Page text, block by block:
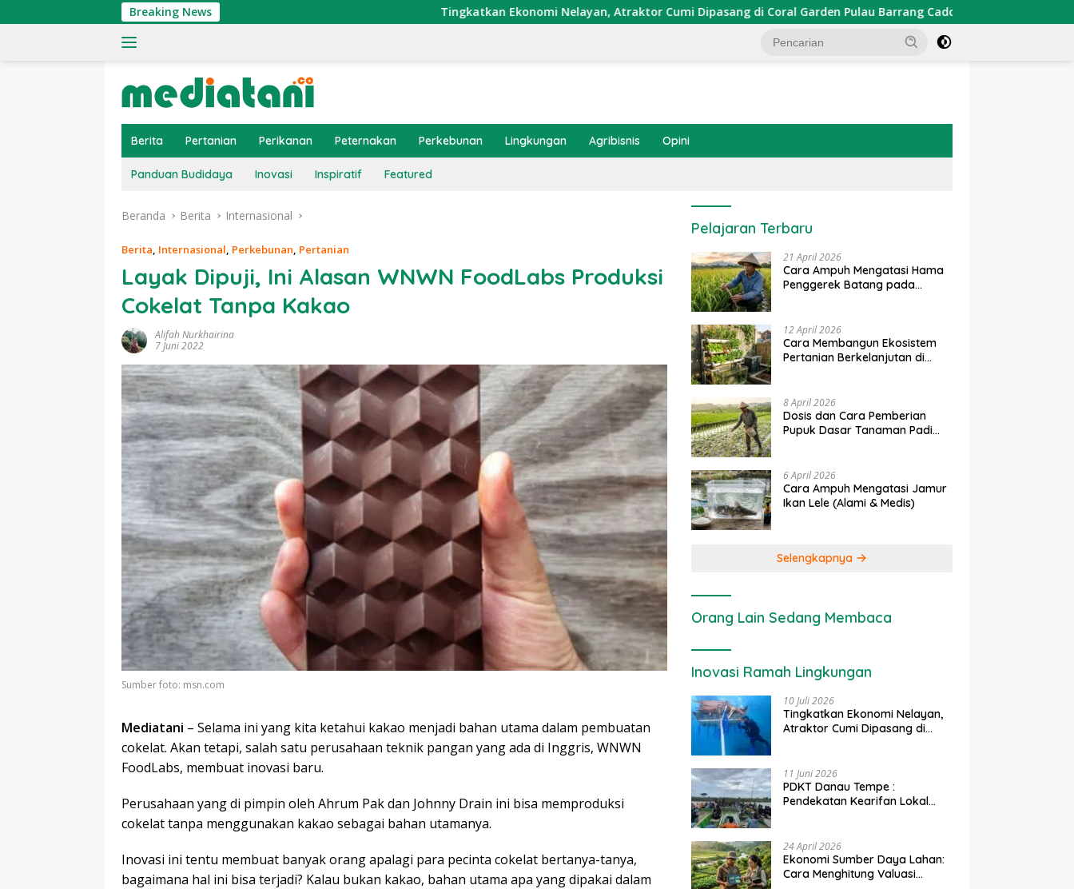
ke
Breaking News Tingkatkan Ekonomi Nelayan, Atraktor Cumi Dipasang di Coral Garden Pulau Barrang Caddi PDKT Danau Tempe :
Berita Pertanian Perikanan Peternakan Perkebunan Lingkungan Agribisnis Opini
Panduan Budidaya Inovasi Inspiratif Featured
Beranda Berita Internasional
Berita, Internasional, Perkebunan, Pertanian
Layak Dipuji, Ini Alasan WNWN FoodLabs Produksi
Cokelat Tanpa Kakao
Alifah Nurkhairina
7 Juni 2022
Sumber foto: msn.com
Mediatani – Selama ini yang kita ketahui kakao menjadi bahan utama dalam pembuatan
cokelat. Akan tetapi, salah satu perusahaan teknik pangan yang ada di Inggris, WNWN
FoodLabs, membuat inovasi baru.
Perusahaan yang di pimpin oleh Ahrum Pak dan Johnny Drain ini bisa memproduksi
cokelat tanpa menggunakan kakao sebagai bahan utamanya.
Inovasi ini tentu membuat banyak orang apalagi para pecinta cokelat bertanya-tanya,
bagaimana hal ini bisa terjadi? Kalau bukan kakao, bahan utama apa yang dipakai dalam
Pelajaran Terbaru
21 April 2026
Cara Ampuh Mengatasi Hama
Penggerek Batang pada
12 April 2026
Cara Membangun Ekosistem
Pertanian Berkelanjutan di
8 April 2026
Dosis dan Cara Pemberian
Pupuk Dasar Tanaman Padi
6 April 2026
Cara Ampuh Mengatasi Jamur
Ikan Lele (Alami & Medis)
Selengkapnya
Orang Lain Sedang Membaca
Inovasi Ramah Lingkungan
10 Juli 2026
Tingkatkan Ekonomi Nelayan,
Atraktor Cumi Dipasang di
11 Juni 2026
PDKT Danau Tempe :
Pendekatan Kearifan Lokal
24 April 2026
Ekonomi Sumber Daya Lahan:
Cara Menghitung Valuasi